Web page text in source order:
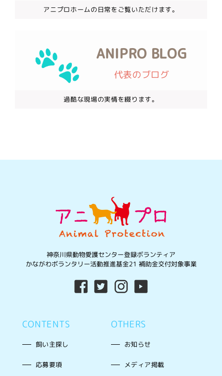
アニプロホームの日常をご覧いただけます。
ANIPRO BLOG
代表のブログ
過酷な現場の実情を綴ります。
CONTENTS
飼い主探し
応募要項
神奈川県動物愛護センター登録ボランティア
かながわボランタリー活動推進基金21 補助金交付対象事業
OTHERS
お知らせ
メディア掲載